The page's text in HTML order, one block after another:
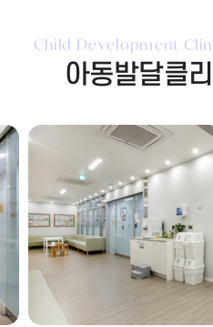
Child Development
아동발달클